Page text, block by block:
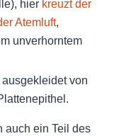
hier kreuzt der
Atemluft,
unverhorntem
ausgekleidet von
auch ein Teil des